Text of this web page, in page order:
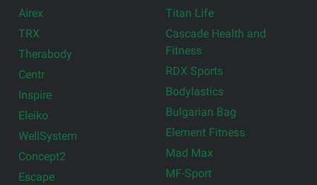
Airex
TRX
Therabody
Centr
Inspire
Eleiko
WellSystem
Concept2
Escape
Titan Life
Cascade Health and
Fitness
RDX Sports
Bodylastics
Bulgarian Bag
Element Fitness
Mad Max
MF-Sport